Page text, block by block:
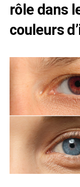
rôle dans
couleurs